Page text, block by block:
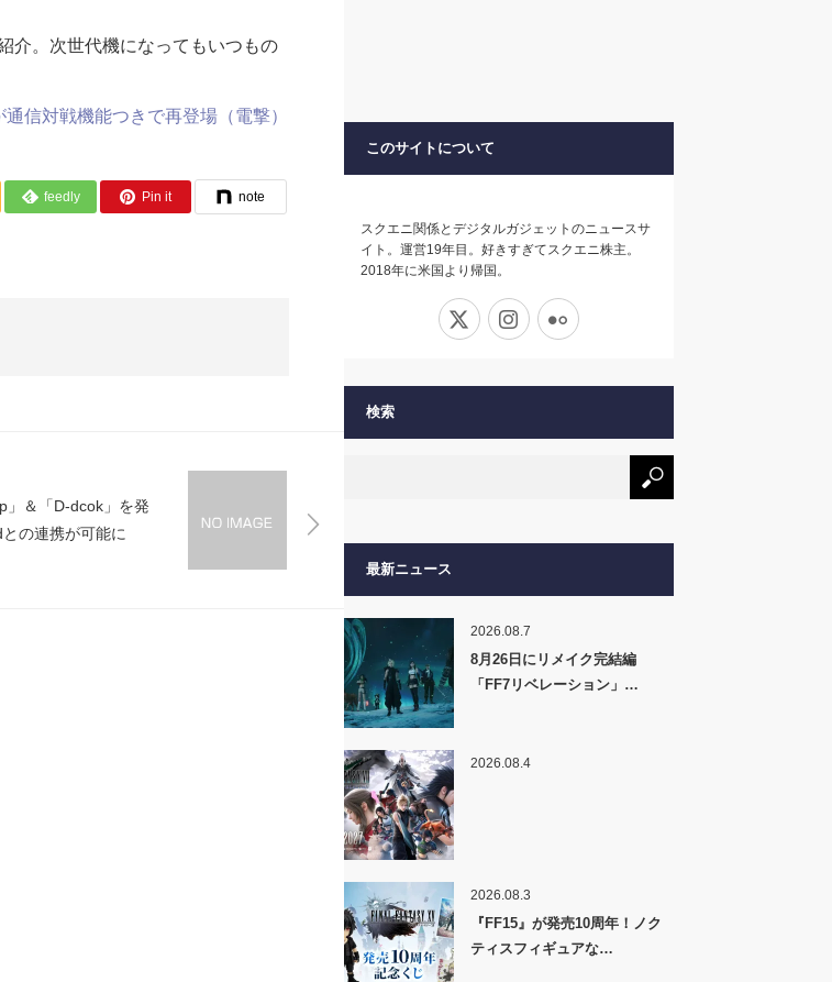
介。次世代機になってもいつもの
信対戦機能つきで再登場（電撃）
feedly Pin it note
」＆「D-dcok」を発
の連携が可能に
このサイトについて
スクエニ関係とデジタルガジェットのニュースサ
イト。運営19年目。好きすぎてスクエニ株主。
2018年に米国より帰国。
Instagram
検索
最新ニュース
2026.08.7
8月26日にリメイク完結編
「FF7リベレーション」…
2026.08.4
2026.08.3
『FF15』が発売10周年！ノク
ティスフィギュアな…